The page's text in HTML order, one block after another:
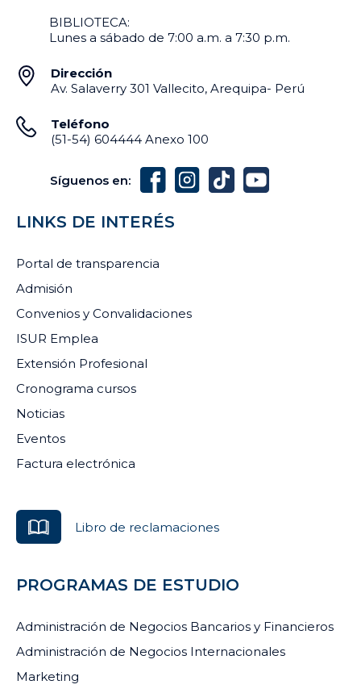
BIBLIOTECA:
Lunes a sábado de 7:00 a.m. a 7:30 p.m.
Dirección
Av. Salaverry 301 Vallecito, Arequipa- Perú
Teléfono
(51-54) 604444 Anexo 100
Síguenos en:
LINKS DE INTERÉS
Portal de transparencia
Admisión
Convenios y Convalidaciones
ISUR Emplea
Extensión Profesional
Cronograma cursos
Noticias
Eventos
Factura electrónica
Libro de reclamaciones
PROGRAMAS DE ESTUDIO
Administración de Negocios Bancarios y Financieros
Administración de Negocios Internacionales
Marketing